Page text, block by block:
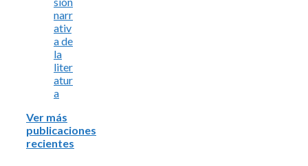
narr
ativ
a de
la
liter
atur
a
Ver más
publicaciones
recientes